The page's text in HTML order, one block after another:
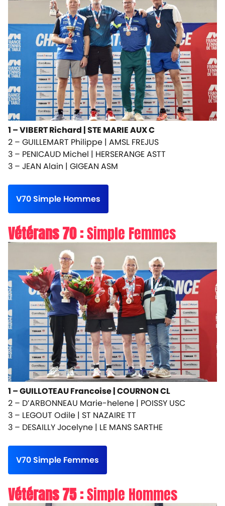
1 – VIBERT Richard |STE MARIE AUX C
2 – GUILLEMART Philippe | AMSL FREJUS
3 – PENICAUD Michel | HERSERANGE ASTT
3 – JEAN Alain | GIGEAN ASM
V70 Simple Hommes
Vétérans 70 :Simple Femmes
1 – GUILLOTEAU Francoise |COURNON CL
2 – D’ARBONNEAU Marie-helene | POISSY USC
3 – LEGOUT Odile | ST NAZAIRE TT
3 – DESAILLY Jocelyne | LE MANS SARTHE
V70 Simple Femmes
Vétérans 75 :Simple Hommes